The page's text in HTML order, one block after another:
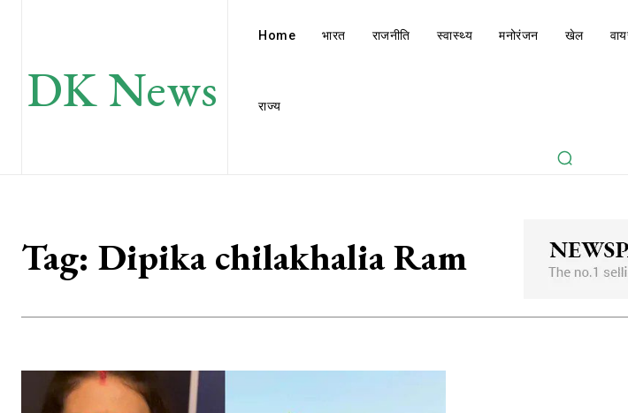
DK News
Home भारत राजनीति स्वास्थ्य मनोरंजन खेल
राज्य
Tag: Dipika chilakhalia Ram